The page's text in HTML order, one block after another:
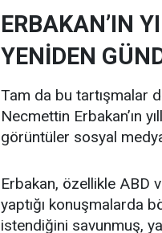
ERBAKAN’IN
YENİDEN
Tam da bu tartışmalar
Necmettin Erbakan’ın
görüntüler sosyal
Erbakan, özellikle ABD
yaptığı konuşmalarda
istendiğini savunmuş,